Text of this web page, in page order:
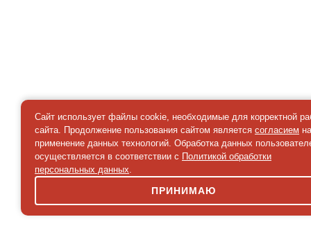
Сайт использует файлы cookie, необходимые для корректной
сайта. Продолжение пользования сайтом является согласием на
применение данных технологий. Обработка данных
осуществляется в соответствии с Политикой обработки
персональных данных.
ПРИНИМАЮ